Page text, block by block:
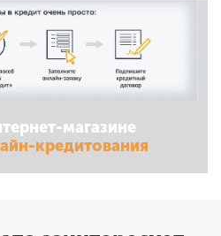
магазине
кредитования